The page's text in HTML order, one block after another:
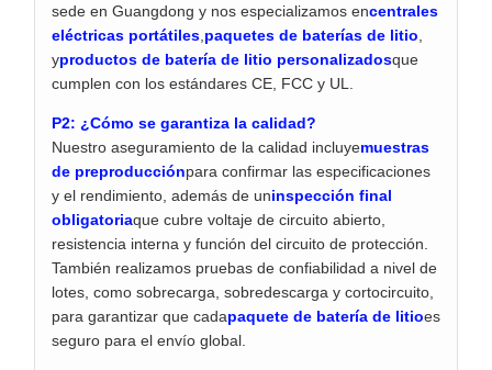
sede en Guangdong y nos especializamos encentrales
eléctricas portátiles paquetes de baterías de litio
yproductos de batería de litio personalizadosque
cumplen con los estándares CE, FCC y UL.
P2: ¿Cómo se garantiza la calidad?
Nuestro aseguramiento de la calidad incluyemuestras
de preproducciónpara confirmar las especificaciones
y el rendimiento, además de uninspección final
obligatoriaque cubre voltaje de circuito abierto,
resistencia interna y función del circuito de protección.
También realizamos pruebas de confiabilidad a nivel de
lotes, como sobrecarga, sobredescarga y cortocircuito,
para garantizar que cadapaquete de batería de litioes
seguro para el envío global.